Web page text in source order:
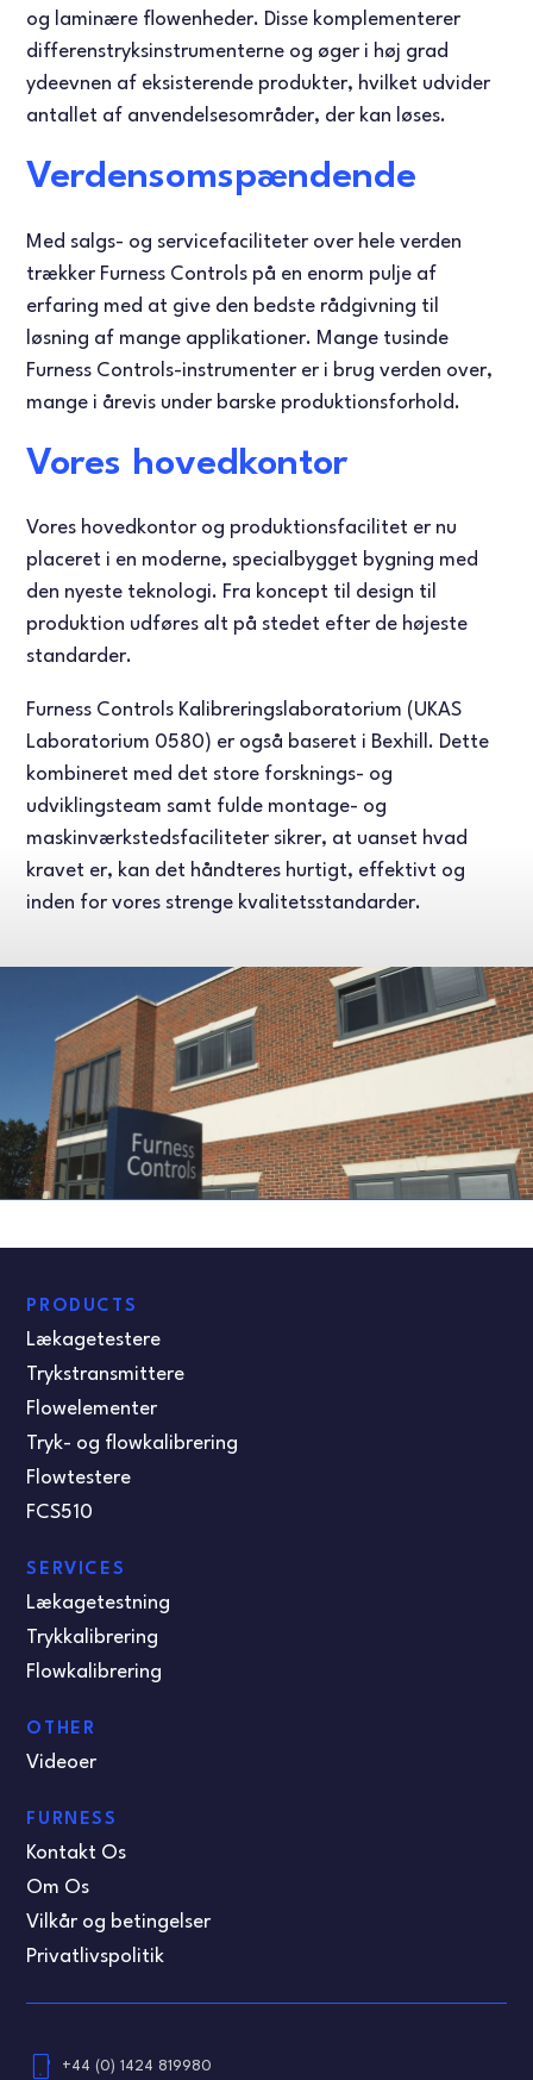
og laminære flowenheder. Disse komplementerer
differenstryksinstrumenterne og øger i høj grad
ydeevnen af eksisterende produkter, hvilket udvider
antallet af anvendelsesområder, der kan løses.
Verdensomspændende
Med salgs- og servicefaciliteter over hele verden
trækker Furness Controls på en enorm pulje af
erfaring med at give den bedste rådgivning til
løsning af mange applikationer. Mange tusinde
Furness Controls-instrumenter er i brug verden over,
mange i årevis under barske produktionsforhold.
Vores hovedkontor
Vores hovedkontor og produktionsfacilitet er nu
placeret i en moderne, specialbygget bygning med
den nyeste teknologi. Fra koncept til design til
produktion udføres alt på stedet efter de højeste
standarder.
Furness Controls Kalibreringslaboratorium (UKAS
Laboratorium 0580) er også baseret i Bexhill. Dette
kombineret med det store forsknings- og
udviklingsteam samt fulde montage- og
maskinværkstedsfaciliteter sikrer, at uanset hvad
kravet er, kan det håndteres hurtigt, effektivt og
inden for vores strenge kvalitetsstandarder.
PRODUCTS
Lækagetestere
Trykstransmittere
Flowelementer
Tryk- og flowkalibrering
Flowtestere
FCS510
SERVICES
Lækagetestning
Trykkalibrering
Flowkalibrering
OTHER
Videoer
FURNESS
Kontakt Os
Om Os
Vilkår og betingelser
Privatlivspolitik
phone_android +44 (0) 1424 819980